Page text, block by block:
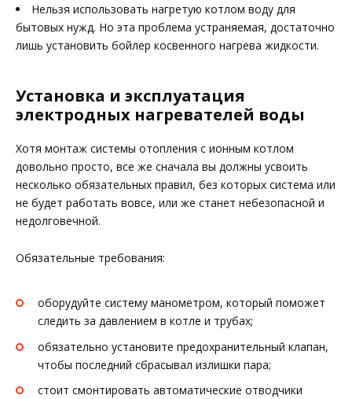
Нельзя использовать нагретую котлом воду для
бытовых нужд. Но эта проблема устраняемая, достаточно
лишь установить бойлер косвенного нагрева жидкости.
Установка и эксплуатация
электродных нагревателей воды
Хотя монтаж системы отопления с ионным котлом
довольно просто, все же сначала вы должны усвоить
несколько обязательных правил, без которых система или
не будет работать вовсе, или же станет небезопасной и
недолговечной.
Обязательные требования:
оборудуйте систему манометром, который поможет
следить за давлением в котле и трубах;
обязательно установите предохранительный клапан,
чтобы последний сбрасывал излишки пара;
стоит смонтировать автоматические отводчики